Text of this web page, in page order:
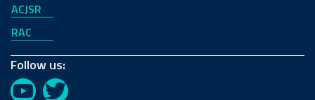
ACJSR
RAC
Follow us:
YouTubeTwitter